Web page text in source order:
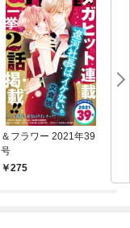
＆フラワー 2021年39
号
275